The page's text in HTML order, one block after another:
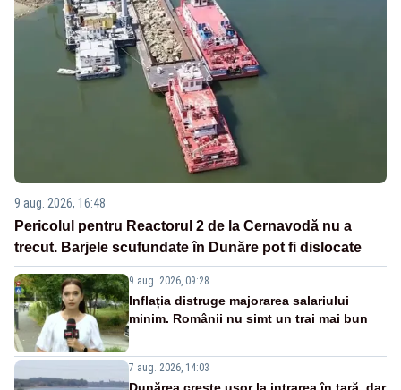
9 aug. 2026, 16:48
Pericolul pentru Reactorul 2 de la Cernavodă nu a
trecut. Barjele scufundate în Dunăre pot fi dislocate
9 aug. 2026, 09:28
Inflația distruge majorarea salariului
minim. Românii nu simt un trai mai bun
7 aug. 2026, 14:03